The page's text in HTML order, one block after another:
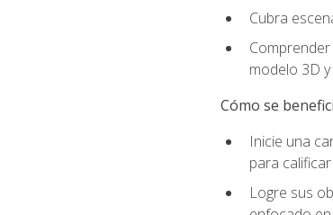
Cubra
modelo 3D
Cómo se
Inicie una
para
Logre sus